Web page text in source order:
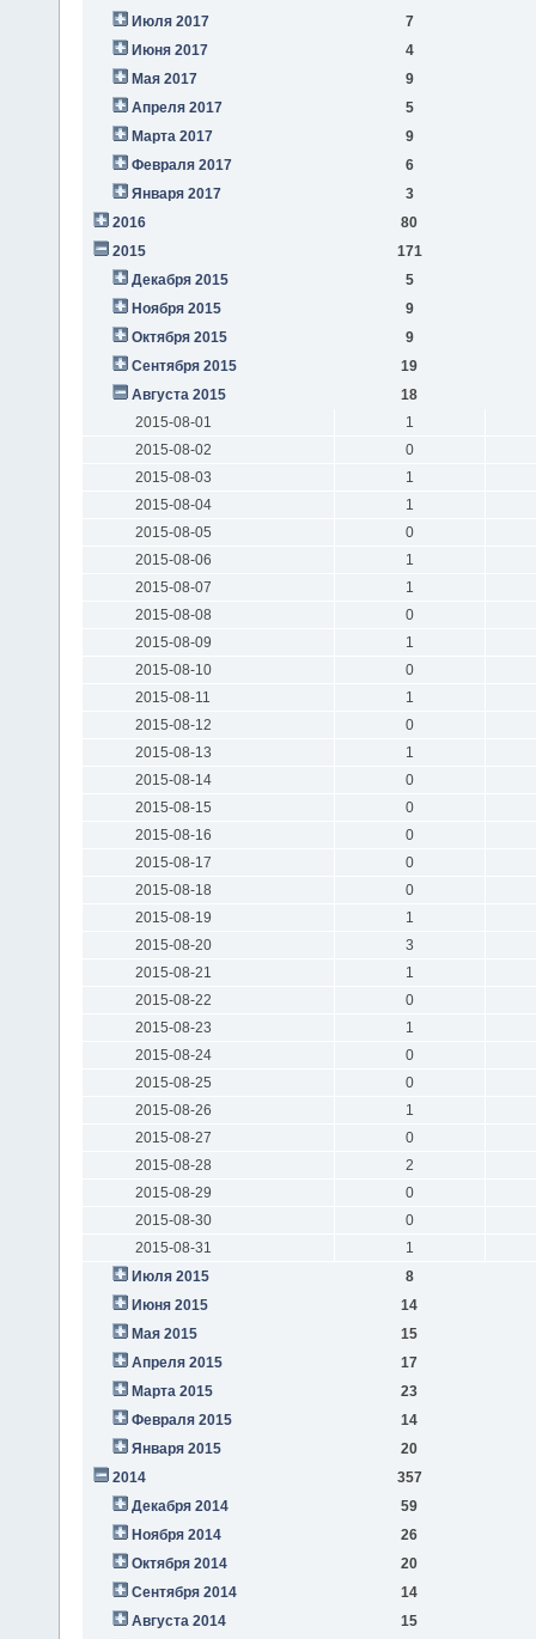
Июля 2017
7
Июня 2017
4
Мая 2017
9
Апреля 2017
5
Марта 2017
9
Февраля 2017
6
Января 2017
3
2016
80
2015
171
Декабря 2015
5
Ноября 2015
9
Октября 2015
9
Сентября 2015
19
Августа 2015
18
2015-08-01
1
2015-08-02
0
2015-08-03
1
2015-08-04
1
2015-08-05
0
2015-08-06
1
2015-08-07
1
2015-08-08
0
2015-08-09
1
2015-08-10
0
2015-08-11
1
2015-08-12
0
2015-08-13
1
2015-08-14
0
2015-08-15
0
2015-08-16
0
2015-08-17
0
2015-08-18
0
2015-08-19
1
2015-08-20
3
2015-08-21
1
2015-08-22
0
2015-08-23
1
2015-08-24
0
2015-08-25
0
2015-08-26
1
2015-08-27
0
2015-08-28
2
2015-08-29
0
2015-08-30
0
2015-08-31
1
Июля 2015
8
Июня 2015
14
Мая 2015
15
Апреля 2015
17
Марта 2015
23
Февраля 2015
14
Января 2015
20
2014
357
Декабря 2014
59
Ноября 2014
26
Октября 2014
20
Сентября 2014
14
Августа 2014
15